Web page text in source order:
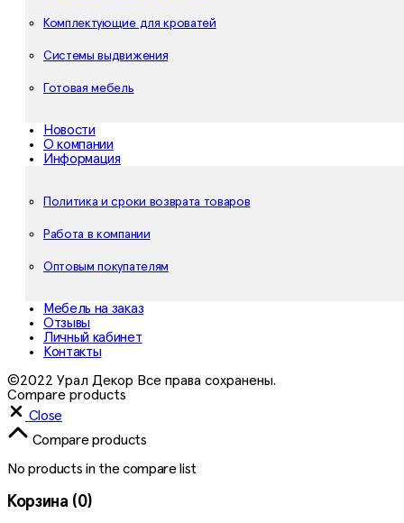
Комплектующие для кроватей
Системы выдвижения
Готовая мебель
Новости
О компании
Информация
Политика и сроки возврата товаров
Работа в компании
Оптовым покупателям
Мебель на заказ
Отзывы
Личный кабинет
Контакты
©2022 Урал Декор Все права сохранены.
Compare products
Close
Compare products
No products in the compare list
Корзина (0)